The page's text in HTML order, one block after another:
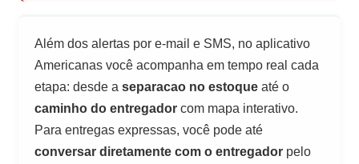
Além dos alertas por e-mail e SMS, no aplicativo
Americanas você acompanha em tempo real cada
etapa: desde a separacao no estoque até o
caminho do entregador com mapa interativo.
Para entregas expressas, você pode até
conversar diretamente com o entregador pelo